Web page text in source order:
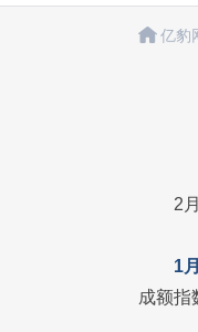
亿豹
2
1
成额指